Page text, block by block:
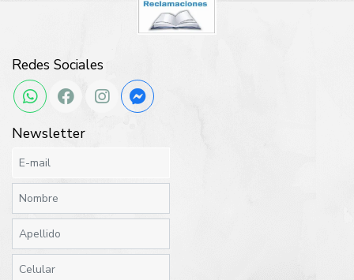
Redes Sociales
Newsletter